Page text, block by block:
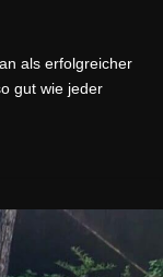
als erfolgreicher
gut wie jeder